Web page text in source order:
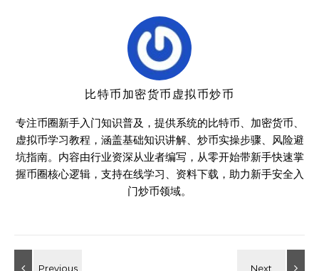
比特币加密货币虚拟币炒币
专注币圈新手入门知识普及，提供系统的比特币、加密货币、
虚拟币学习教程，涵盖基础知识讲解、炒币实操步骤、风险避
坑指南。内容由行业资深从业者编写，从零开始带新手快速掌
握币圈核心逻辑，支持在线学习、资料下载，助力新手安全入
门炒币领域。